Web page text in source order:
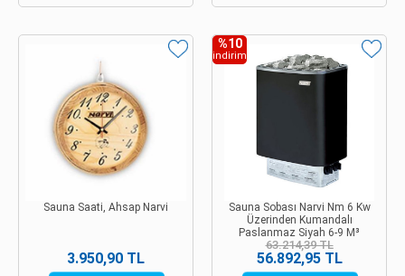
Sauna Saati, Ahsap Narvi
3.950,90 TL
%10
indirim
Sauna Sobası Narvi Nm 6 Kw
Üzerinden Kumandalı
Paslanmaz Siyah 6-9 M³
63.214,39 TL
56.892,95 TL